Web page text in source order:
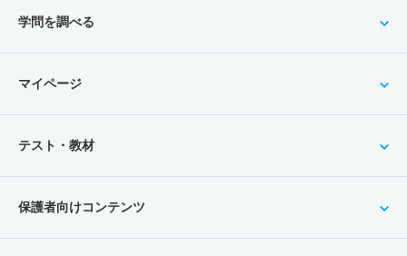
学問を調べる
マイページ
テスト・教材
保護者向けコンテンツ